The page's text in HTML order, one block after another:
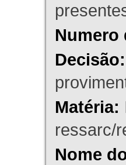
Numero
Decisão:
Matéria:
ressarc/
Nome